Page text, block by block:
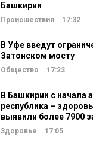
Башкирии
Происшествия 17:32
В Уфе введут
Затонском мосту
Общество 17:23
В Башкирии с начала
республика –
выявили более 7900
Здоровье 17:05